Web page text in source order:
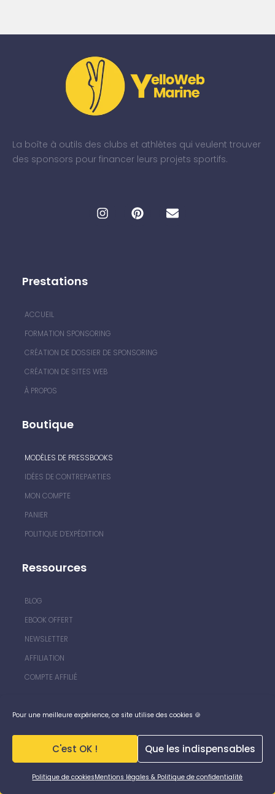
Pour une meilleure expérience, ce site utilise des cookies 🍪
C'est OK ! Que les indispensables
Politique de cookiesMentions légales & Politique de confidentialité
🎁5€ offertavec le code IGOTTHEPOWER pour
l'achat d'unmodèle de pressbooket d'unpack de
contreparties 🚀
Ignorer
La boîte à outils des clubs et athlètes qui veulent trouver
des sponsors pour financer leurs projets sportifs.
Prestations
ACCUEIL
FORMATION SPONSORING
CRÉATION DE DOSSIER DE SPONSORING
CRÉATION DE SITES WEB
À PROPOS
Boutique
MODÈLES DE PRESSBOOKS
IDÉES DE CONTREPARTIES
MON COMPTE
PANIER
POLITIQUE D’EXPÉDITION
Ressources
BLOG
EBOOK OFFERT
NEWSLETTER
AFFILIATION
COMPTE AFFILIÉ
Contact
CONTACT
CGV
MENTIONS LÉGALES & RGPD